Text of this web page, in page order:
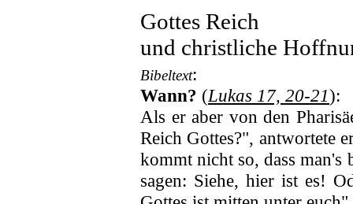
Gottes Reich
und christliche
Bibeltext:
Wann? (Lukas 17, 20-21):
Als er aber von den
Reich Gottes?", antwortete
kommt nicht so, dass man's
sagen: Siehe, hier ist es!